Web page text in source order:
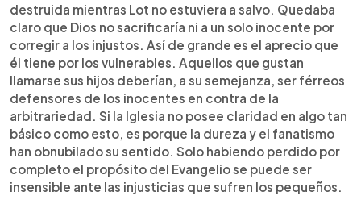
destruida mientras Lot no estuviera a salvo. Quedaba
claro que Dios no sacrificaría ni a un solo inocente por
corregir a los injustos. Así de grande es el aprecio que
él tiene por los vulnerables. Aquellos que gustan
llamarse sus hijos deberían, a su semejanza, ser férreos
defensores de los inocentes en contra de la
arbitrariedad. Si la Iglesia no posee claridad en algo tan
básico como esto, es porque la dureza y el fanatismo
han obnubilado su sentido. Solo habiendo perdido por
completo el propósito del Evangelio se puede ser
insensible ante las injusticias que sufren los pequeños.